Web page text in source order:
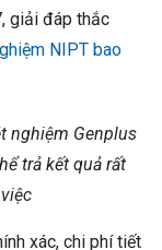
giải đáp thắc
NIPT bao
trả kết quả rất
xác, chi phí tiết